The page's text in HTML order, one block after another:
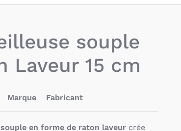
souple
Laveur 15 cm
Marque Fabricant
en forme de raton laveur crée